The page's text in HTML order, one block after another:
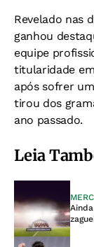
Revelado nas
ganhou
equipe
titularidade
após sofrer
tirou dos
ano passado.
Leia